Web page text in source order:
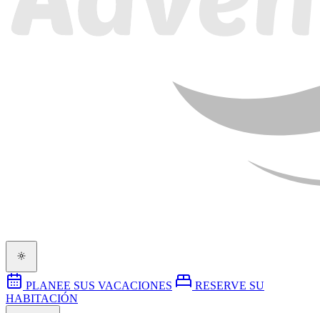
PLANEE SUS VACACIONES
RESERVE SU
HABITACIÓN